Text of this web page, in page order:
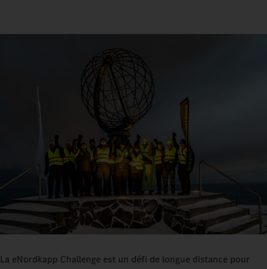
La eNordkapp Challenge est un défi de longue distance pour